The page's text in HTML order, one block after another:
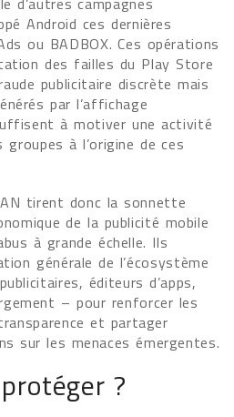
Android ces dernières
ou BADBOX. Ces opérations
des failles du Play Store
publicitaire discrète mais
par l’affichage
à motiver une activité
à l’origine de ces
tirent donc la sonnette
de la publicité mobile
à grande échelle. Ils
générale de l’écosystème
éditeurs d’apps,
– pour renforcer les
et partager
sur les menaces émergentes.
?